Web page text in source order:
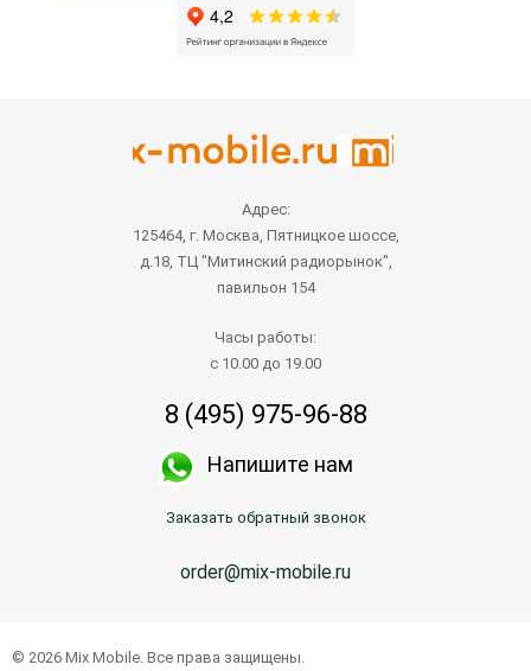
Адрес:
125464, г. Москва, Пятницкое шоссе,
д.18, ТЦ "Митинский радиорынок",
павильон 154
Часы работы:
с 10.00 до 19.00
8 (495) 975-96-88
Напишите нам
Заказать обратный звонок
order@mix-mobile.ru
© 2026 Mix Mobile. Все права защищены.